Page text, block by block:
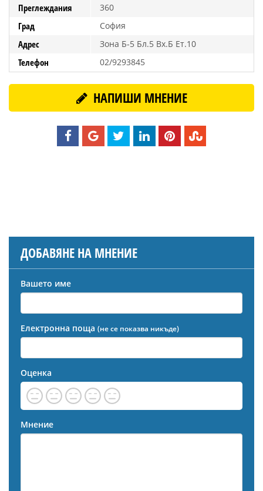
Преглеждания 360
Град София
Адрес Зона Б-5 Бл.5 Вх.Б Ет.10
Телефон 02/9293845
НАПИШИ МНЕНИЕ
ДОБАВЯНЕ НА МНЕНИЕ
Вашето име
Електронна поща (не се показва никъде)
Оценка
Мнение